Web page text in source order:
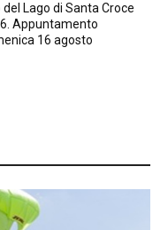
del Lago di Santa Croce
Appuntamento
16 agosto